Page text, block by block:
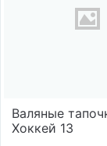
Валяные
Хоккей 13